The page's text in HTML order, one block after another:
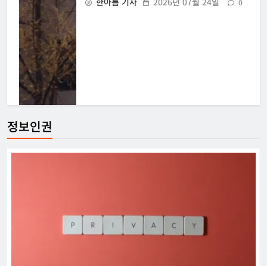
0
정보인권